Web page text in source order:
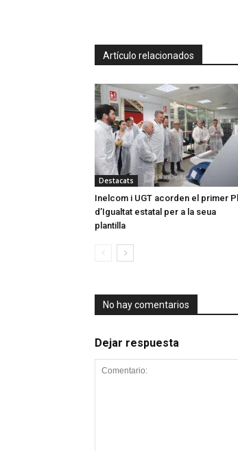
Artículo relacionados
Destacats
Inelcom i UGT acorden el primer
d’Igualtat estatal per a la seua
plantilla
No hay comentarios
Dejar respuesta